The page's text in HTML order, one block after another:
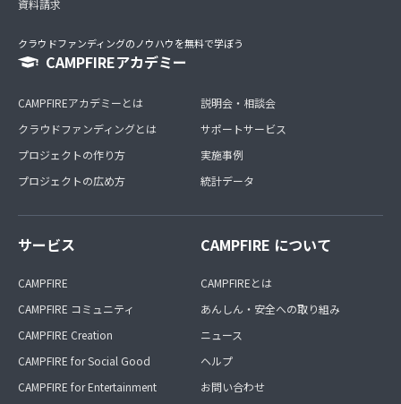
資料請求
クラウドファンディングのノウハウを無料で学ぼう
CAMPFIREアカデミー
CAMPFIREアカデミーとは
クラウドファンディングとは
プロジェクトの作り方
プロジェクトの広め方
説明会・相談会
サポートサービス
実施事例
統計データ
サービス
CAMPFIRE
CAMPFIRE コミュニティ
CAMPFIRE Creation
CAMPFIRE for Social Good
CAMPFIRE for Entertainment
CAMPFIRE について
CAMPFIREとは
あんしん・安全への取り組み
ニュース
ヘルプ
お問い合わせ